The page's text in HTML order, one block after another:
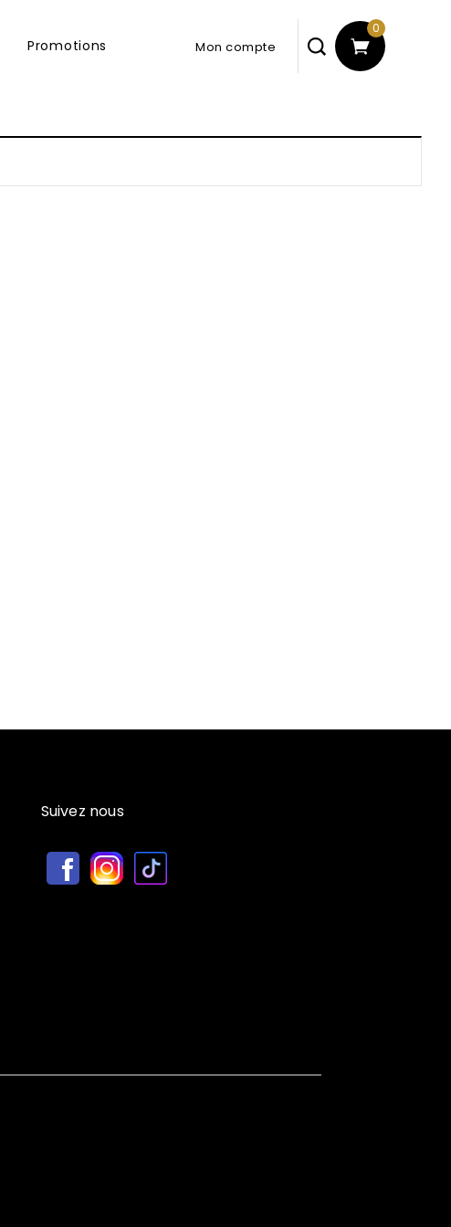
Promotions
0
Suivez nous